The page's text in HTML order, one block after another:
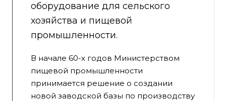
оборудование для сельского
хозяйства и пищевой
промышленности.
В начале 60-х годов Министерством
пищевой промышленности
принимается решение о создании
новой заводской базы по производству